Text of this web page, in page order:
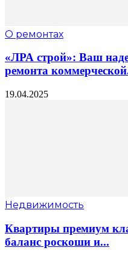
О ремонтах
«ЛРА строй»: Ваш
ремонта
19.04.2025
Недвижимость
Квартиры премиум
баланс роскоши и...